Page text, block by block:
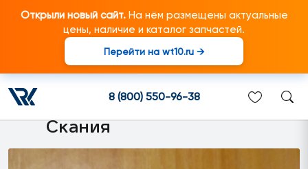
Открыли новый сайт.На нём размещены актуальные
цены, наличие и каталог запчастей.
Перейти на wt10.ru →
8 (800) 550-96-38
1394766 Электроразъём 18-
ти контактный подходит для
грузовиков марки Scania/
Скания